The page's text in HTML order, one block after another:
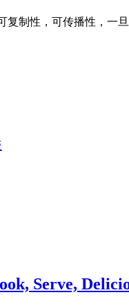
复制性，可传播性，一
Serve,